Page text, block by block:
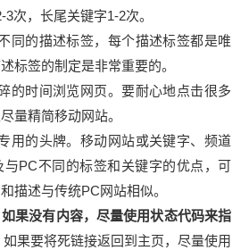
3次，长尾关键字1-2次。
同的描述标签，每个描述标签都是唯
标签的制定是非常重要的。
的时间浏览网页。要耐心地点击很多
量精简移动网站。
用的头牌。移动网站或关键字、频道
PC不同的标签和关键字的优点，可
描述与传统PC网站相似。
果没有内容，尽量使用状态代码来指
如果要将死链接返回到主页，尽量使用